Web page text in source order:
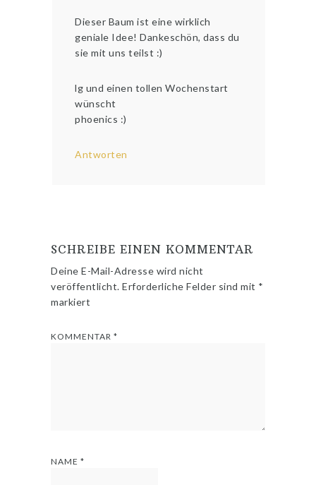
Dieser Baum ist eine wirklich
geniale Idee! Dankeschön, dass du
sie mit uns teilst :)
lg und einen tollen Wochenstart
wünscht
phoenics :)
Antworten
SCHREIBE EINEN KOMMENTAR
Deine E-Mail-Adresse wird nicht
veröffentlicht. Erforderliche Felder sind mit *
markiert
KOMMENTAR*
NAME*